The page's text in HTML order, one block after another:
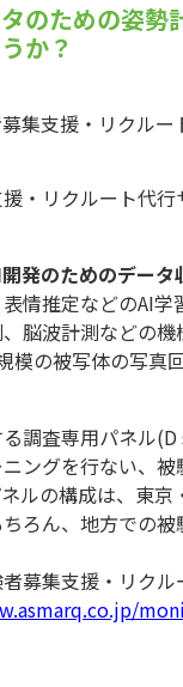
のための姿勢
か？
集支援・リクル
・リクルート代
発のためのデー
情推定などのAI学
脳波計測などの
模の被写体の写真
調査専用パネル
ングを行ない、
ルの構成は、東
ろん、地方での
募集支援・リク